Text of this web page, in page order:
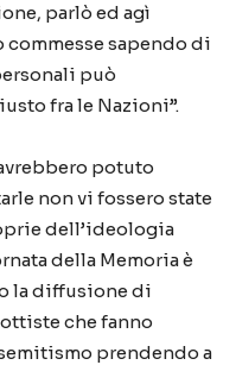
parlò ed agì
sapendo di
può
fra le Nazioni”.
potuto
non vi fossero state
dell’ideologia
della Memoria è
la diffusione di
che fanno
prendendo a